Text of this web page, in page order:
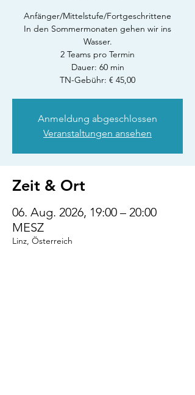
Anfänger/Mittelstufe/Fortgeschrittene
In den Sommermonaten gehen wir ins
Wasser.
2 Teams pro Termin
Dauer: 60 min
TN-Gebühr: € 45,00
Anmeldung abgeschlossen
Veranstaltungen ansehen
Zeit & Ort
06. Aug. 2026, 19:00 – 20:00
MESZ
Linz, Österreich